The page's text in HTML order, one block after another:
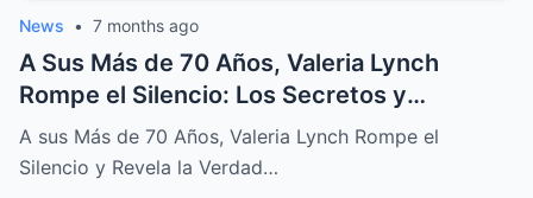
News • 7 months ago
A Sus Más de 70 Años, Valeria Lynch
Rompe el Silencio: Los Secretos y
Sufrimientos de su Difícil Vida
A sus Más de 70 Años, Valeria Lynch Rompe el
Silencio y Revela la Verdad…